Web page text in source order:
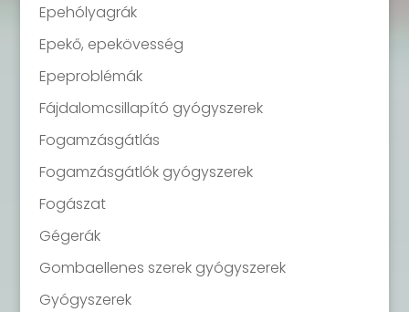
Epehólyagrák
Epekő, epekövesség
Epeproblémák
Fájdalomcsillapító gyógyszerek
Fogamzásgátlás
Fogamzásgátlók gyógyszerek
Fogászat
Gégerák
Gombaellenes szerek gyógyszerek
Gyógyszerek